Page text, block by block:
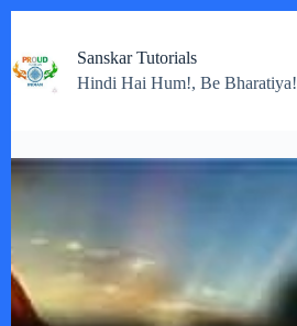
content
Sanskar Tutorials
Hindi Hai Hum!, Be Bharatiya!